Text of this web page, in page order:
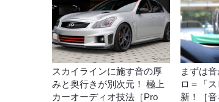
スカイラインに施す音の厚
みと奥行きが別次元！ 極上
カーオーディオ技法［Pro
まずは
ロ＝「
新！［